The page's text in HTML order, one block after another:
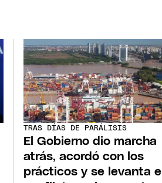
TRAS DÍAS DE PARÁLISIS
El Gobierno dio marcha
atrás, acordó con los
prácticos y se levanta el